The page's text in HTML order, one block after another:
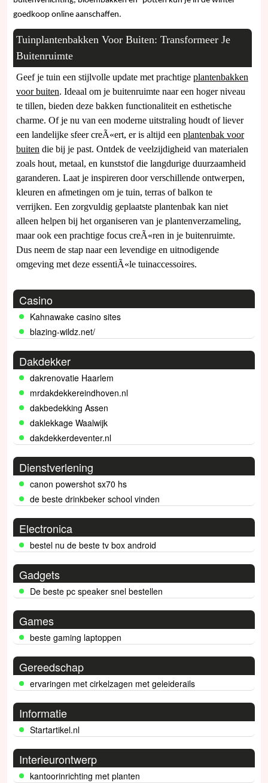
goedkoop online aanschaffen.
Tuinplantenbakken Voor Buiten: Transformeer Je
Buitenruimte
Geef je tuin een stijlvolle update met prachtige plantenbakken
voor buiten. Ideaal om je buitenruimte naar een hoger niveau
te tillen, bieden deze bakken functionaliteit en esthetische
charme. Of je nu van een moderne uitstraling houdt of liever
een landelijke sfeer creÃ«ert, er is altijd een plantenbak voor
buiten die bij je past. Ontdek de veelzijdigheid van materialen
zoals hout, metaal, en kunststof die langdurige duurzaamheid
garanderen. Laat je inspireren door verschillende ontwerpen,
kleuren en afmetingen om je tuin, terras of balkon te
verrijken. Een zorgvuldig geplaatste plantenbak kan niet
alleen helpen bij het organiseren van je plantenverzameling,
maar ook een prachtige focus creÃ«ren in je buitenruimte.
Dus neem de stap naar een levendige en uitnodigende
omgeving met deze essentiÃ«le tuinaccessoires.
Casino
Kahnawake casino sites
blazing-wildz.net/
Dakdekker
dakrenovatie Haarlem
mrdakdekkereindhoven.nl
dakbedekking Assen
daklekkage Waalwijk
dakdekkerdeventer.nl
Dienstverlening
canon powershot sx70 hs
de beste drinkbeker school vinden
Electronica
bestel nu de beste tv box android
Gadgets
De beste pc speaker snel bestellen
Games
beste gaming laptoppen
Gereedschap
ervaringen met cirkelzagen met geleiderails
Informatie
Startartikel.nl
Interieurontwerp
kantoorinrichting met planten